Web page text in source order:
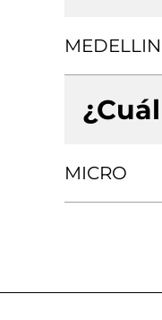
MEDELLIN
MICRO